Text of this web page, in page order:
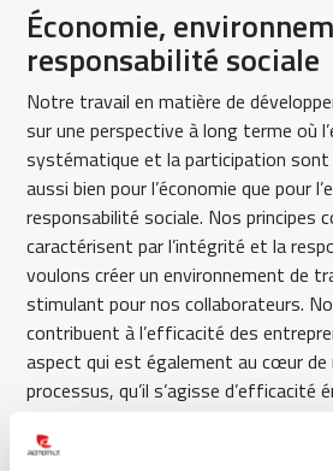
Économie,
responsabilité sociale
Notre travail en matière de
sur une perspective à long terme où
systématique et la participation sont
aussi bien pour l’économie que pour
responsabilité sociale. Nos principes
caractérisent par l’intégrité et la
voulons créer un environnement de
stimulant pour nos collaborateurs.
contribuent à l’efficacité des
aspect qui est également au cœur de
processus, qu’il s’agisse d’efficacité